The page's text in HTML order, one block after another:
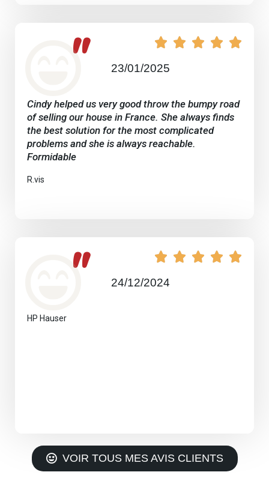
    
" 23/01/2025
Cindy helped us very good throw the bumpy road
of selling our house in France. She always finds
the best solution for the most complicated
problems and she is always reachable.
Formidable
R.vis
    
" 24/12/2024
HP Hauser
VOIR TOUS MES AVIS CLIENTS